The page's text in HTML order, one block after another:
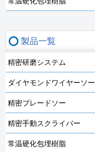
製品一覧
精密研磨システム
ダイヤモンドワイヤーソー
精密ブレードソー
精密手動スクライバー
常温硬化包埋樹脂